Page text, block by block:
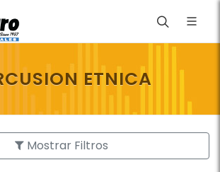
ETNICA
Mostrar Filtros